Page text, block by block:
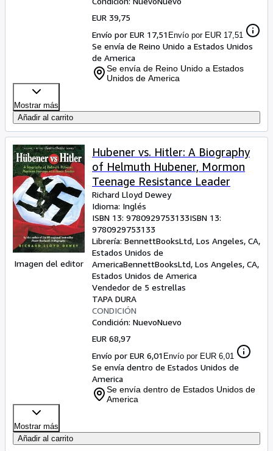
EUR 39,75
Envío por EUR 17,51 Envío por EUR 17,51
Se envía de Reino Unido a Estados Unidos
de America
Se envía de Reino Unido a Estados
Unidos de America
Mostrar más
Añadir al carrito
Imagen del editor
Hubener vs. Hitler: A Biography
of Helmuth Hubener, Mormon
Teenage Resistance Leader
Richard Lloyd Dewey
Idioma: Inglés
ISBN 13: 9780929753133ISBN 13:
9780929753133
Librería: BennettBooksLtd, Los Angeles, CA,
Estados Unidos de
AmericaBennettBooksLtd, Los Angeles, CA,
Estados Unidos de America
Vendedor de 5 estrellas
TAPA DURA
CONDICIÓN
Condición: NuevoNuevo
EUR 68,97
Envío por EUR 6,01 Envío por EUR 6,01
Se envía dentro de Estados Unidos de
America
Se envía dentro de Estados Unidos de
America
Mostrar más
Añadir al carrito